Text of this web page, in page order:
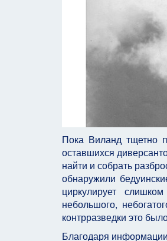
Пока Виланд тщетно
оставшихся
найти и собрать
обнаружили
циркулирует
небольшого,
контрразведки это
Благодаря